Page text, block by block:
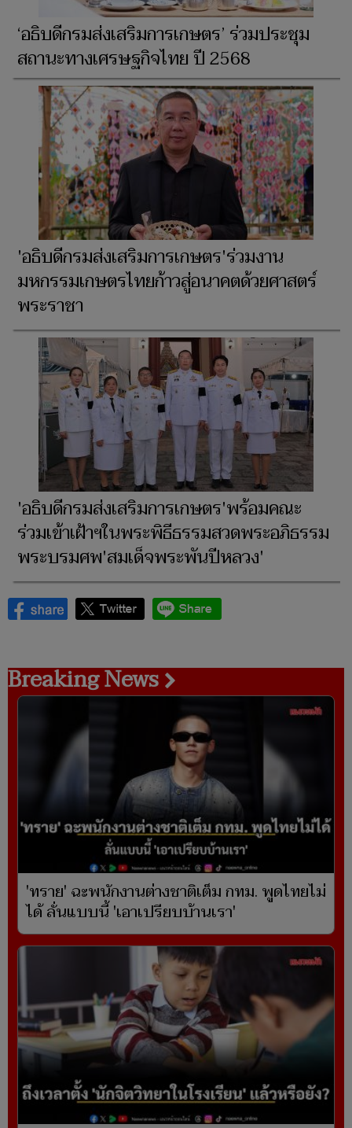
‘อธิบดีกรมส่งเสริมการเกษตร’ ร่วมประชุม
สถานะทางเศรษฐกิจไทย ปี 2568
'อธิบดีกรมส่งเสริมการเกษตร'ร่วมงาน
มหกรรมเกษตรไทยก้าวสู่อนาคตด้วยศาสตร์
พระราชา
'อธิบดีกรมส่งเสริมการเกษตร'พร้อมคณะ
ร่วมเข้าเฝ้าฯในพระพิธีธรรมสวดพระอภิธรรม
พระบรมศพ'สมเด็จพระพันปีหลวง'
Breaking News
'ทราย' ฉะพนักงานต่างชาติเต็ม กทม. พูดไทยไม่
ได้ ลั่นแบบนี้ 'เอาเปรียบบ้านเรา'